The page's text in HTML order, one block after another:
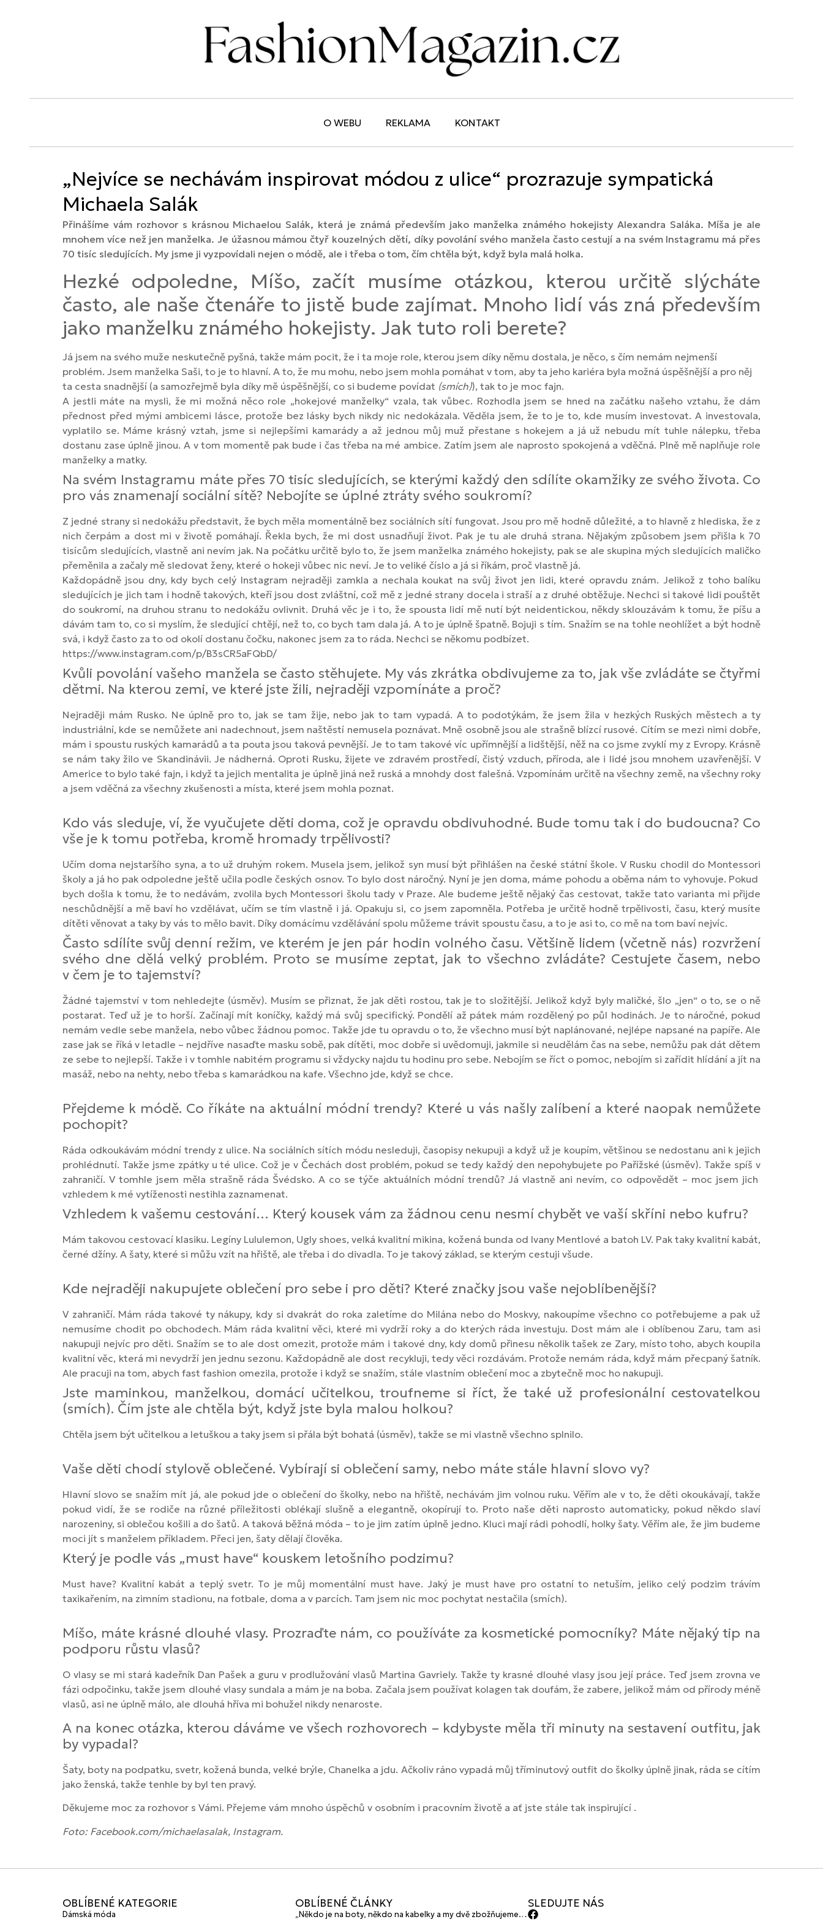
O WEBU REKLAMA KONTAKT
„Nejvíce se nechávám inspirovat módou z ulice“ prozrazuje sympatická
Michaela Salák
Přinášíme vám rozhovor s krásnou Michaelou Salák, která je známá především jako manželka známého hokejisty Alexandra Saláka. Míša je ale
mnohem více než jen manželka. Je úžasnou mámou čtyř kouzelných dětí, díky povolání svého manžela často cestují a na svém Instagramu má přes
70 tisíc sledujících. My jsme ji vyzpovídali nejen o módě, ale i třeba o tom, čím chtěla být, když byla malá holka.
Hezké odpoledne, Míšo, začít musíme otázkou, kterou určitě slýcháte
často, ale naše čtenáře to jistě bude zajímat. Mnoho lidí vás zná především
jako manželku známého hokejisty. Jak tuto roli berete?
Já jsem na svého muže neskutečně pyšná, takže mám pocit, že i ta moje role, kterou jsem díky němu dostala, je něco, s čím nemám nejmenší
problém. Jsem manželka Saši, to je to hlavní. A to, že mu mohu, nebo jsem mohla pomáhat v tom, aby ta jeho kariéra byla možná úspěšnější a pro něj
ta cesta snadnější (a samozřejmě byla díky mě úspěšnější, co si budeme povídat (smích)), tak to je moc fajn.
A jestli máte na mysli, že mi možná něco role „hokejové manželky“ vzala, tak vůbec. Rozhodla jsem se hned na začátku našeho vztahu, že dám
přednost před mými ambicemi lásce, protože bez lásky bych nikdy nic nedokázala. Věděla jsem, že to je to, kde musím investovat. A investovala,
vyplatilo se. Máme krásný vztah, jsme si nejlepšími kamarády a až jednou můj muž přestane s hokejem a já už nebudu mít tuhle nálepku, třeba
dostanu zase úplně jinou. A v tom momentě pak bude i čas třeba na mé ambice. Zatím jsem ale naprosto spokojená a vděčná. Plně mě naplňuje role
manželky a matky.
Na svém Instagramu máte přes 70 tisíc sledujících, se kterými každý den sdílíte okamžiky ze svého života. Co
pro vás znamenají sociální sítě? Nebojíte se úplné ztráty svého soukromí?
Z jedné strany si nedokážu představit, že bych měla momentálně bez sociálních sítí fungovat. Jsou pro mě hodně důležité, a to hlavně z hlediska, že z
nich čerpám a dost mi v životě pomáhají. Řekla bych, že mi dost usnadňují život. Pak je tu ale druhá strana. Nějakým způsobem jsem přišla k 70
tisícům sledujících, vlastně ani nevím jak. Na počátku určitě bylo to, že jsem manželka známého hokejisty, pak se ale skupina mých sledujících maličko
přeměnila a začaly mě sledovat ženy, které o hokeji vůbec nic neví. Je to veliké číslo a já si říkám, proč vlastně já.
Každopádně jsou dny, kdy bych celý Instagram nejraději zamkla a nechala koukat na svůj život jen lidi, které opravdu znám. Jelikož z toho balíku
sledujících je jich tam i hodně takových, kteří jsou dost zvláštní, což mě z jedné strany docela i straší a z druhé obtěžuje. Nechci si takové lidi pouštět
do soukromí, na druhou stranu to nedokážu ovlivnit. Druhá věc je i to, že spousta lidí mě nutí být neidentickou, někdy sklouzávám k tomu, že píšu a
dávám tam to, co si myslím, že sledující chtějí, než to, co bych tam dala já. A to je úplně špatně. Bojuji s tím. Snažím se na tohle neohlížet a být hodně
svá, i když často za to od okolí dostanu čočku, nakonec jsem za to ráda. Nechci se někomu podbízet.
https://www.instagram.com/p/B3sCR5aFQbD/
Kvůli povolání vašeho manžela se často stěhujete. My vás zkrátka obdivujeme za to, jak vše zvládáte se čtyřmi
dětmi. Na kterou zemi, ve které jste žili, nejraději vzpomínáte a proč?
Nejraději mám Rusko. Ne úplně pro to, jak se tam žije, nebo jak to tam vypadá. A to podotýkám, že jsem žila v hezkých Ruských městech a ty
industriální, kde se nemůžete ani nadechnout, jsem naštěstí nemusela poznávat. Mně osobně jsou ale strašně blízcí rusové. Cítím se mezi nimi dobře,
mám i spoustu ruských kamarádů a ta pouta jsou taková pevnější. Je to tam takové víc upřímnější a lidštější, něž na co jsme zvyklí my z Evropy. Krásně
se nám taky žilo ve Skandinávii. Je nádherná. Oproti Rusku, žijete ve zdravém prostředí, čistý vzduch, příroda, ale i lidé jsou mnohem uzavřenější. V
Americe to bylo také fajn, i když ta jejich mentalita je úplně jiná než ruská a mnohdy dost falešná. Vzpomínám určitě na všechny země, na všechny roky
a jsem vděčná za všechny zkušenosti a místa, které jsem mohla poznat.
Kdo vás sleduje, ví, že vyučujete děti doma, což je opravdu obdivuhodné. Bude tomu tak i do budoucna? Co
vše je k tomu potřeba, kromě hromady trpělivosti?
Učím doma nejstaršího syna, a to už druhým rokem. Musela jsem, jelikož syn musí být přihlášen na české státní škole. V Rusku chodil do Montessori
školy a já ho pak odpoledne ještě učila podle českých osnov. To bylo dost náročný. Nyní je jen doma, máme pohodu a oběma nám to vyhovuje. Pokud
bych došla k tomu, že to nedávám, zvolila bych Montessori školu tady v Praze. Ale budeme ještě nějaký čas cestovat, takže tato varianta mi přijde
neschůdnější a mě baví ho vzdělávat, učím se tím vlastně i já. Opakuju si, co jsem zapomněla. Potřeba je určitě hodně trpělivosti, času, který musíte
dítěti věnovat a taky by vás to mělo bavit. Díky domácímu vzdělávání spolu můžeme trávit spoustu času, a to je asi to, co mě na tom baví nejvíc.
Často sdílíte svůj denní režim, ve kterém je jen pár hodin volného času. Většině lidem (včetně nás) rozvržení
svého dne dělá velký problém. Proto se musíme zeptat, jak to všechno zvládáte? Cestujete časem, nebo
v čem je to tajemství?
Žádné tajemství v tom nehledejte (úsměv). Musím se přiznat, že jak děti rostou, tak je to složitější. Jelikož když byly maličké, šlo „jen“ o to, se o ně
postarat. Teď už je to horší. Začínají mít koníčky, každý má svůj specifický. Pondělí až pátek mám rozdělený po půl hodinách. Je to náročné, pokud
nemám vedle sebe manžela, nebo vůbec žádnou pomoc. Takže jde tu opravdu o to, že všechno musí být naplánované, nejlépe napsané na papíře. Ale
zase jak se říká v letadle – nejdříve nasaďte masku sobě, pak dítěti, moc dobře si uvědomuji, jakmile si neudělám čas na sebe, nemůžu pak dát dětem
ze sebe to nejlepší. Takže i v tomhle nabitém programu si vždycky najdu tu hodinu pro sebe. Nebojím se říct o pomoc, nebojím si zařídit hlídání a jít na
masáž, nebo na nehty, nebo třeba s kamarádkou na kafe. Všechno jde, když se chce.
Přejdeme k módě. Co říkáte na aktuální módní trendy? Které u vás našly zalíbení a které naopak nemůžete
pochopit?
Ráda odkoukávám módní trendy z ulice. Na sociálních sítích módu nesleduji, časopisy nekupuji a když už je koupím, většinou se nedostanu ani k jejich
prohlédnutí. Takže jsme zpátky u té ulice. Což je v Čechách dost problém, pokud se tedy každý den nepohybujete po Pařížské (úsměv). Takže spíš v
zahraničí. V tomhle jsem měla strašně ráda Švédsko. A co se týče aktuálních módní trendů? Já vlastně ani nevím, co odpovědět – moc jsem jich
vzhledem k mé vytíženosti nestihla zaznamenat.
Vzhledem k vašemu cestování… Který kousek vám za žádnou cenu nesmí chybět ve vaší skříni nebo kufru?
Mám takovou cestovací klasiku. Legíny Lululemon, Ugly shoes, velká kvalitní mikina, kožená bunda od Ivany Mentlové a batoh LV. Pak taky kvalitní kabát,
černé džíny. A šaty, které si můžu vzít na hřiště, ale třeba i do divadla. To je takový základ, se kterým cestuji všude.
Kde nejraději nakupujete oblečení pro sebe i pro děti? Které značky jsou vaše nejoblíbenější?
V zahraničí. Mám ráda takové ty nákupy, kdy si dvakrát do roka zaletíme do Milána nebo do Moskvy, nakoupíme všechno co potřebujeme a pak už
nemusíme chodit po obchodech. Mám ráda kvalitní věci, které mi vydrží roky a do kterých ráda investuju. Dost mám ale i oblíbenou Zaru, tam asi
nakupuji nejvíc pro děti. Snažím se to ale dost omezit, protože mám i takové dny, kdy domů přinesu několik tašek ze Zary, místo toho, abych koupila
kvalitní věc, která mi nevydrží jen jednu sezonu. Každopádně ale dost recykluji, tedy věci rozdávám. Protože nemám ráda, když mám přecpaný šatník.
Ale pracuji na tom, abych fast fashion omezila, protože i když se snažím, stále vlastním oblečení moc a zbytečně moc ho nakupuji.
Jste maminkou, manželkou, domácí učitelkou, troufneme si říct, že také už profesionální cestovatelkou
(smích). Čím jste ale chtěla být, když jste byla malou holkou?
Chtěla jsem být učitelkou a letuškou a taky jsem si přála být bohatá (úsměv), takže se mi vlastně všechno splnilo.
Vaše děti chodí stylově oblečené. Vybírají si oblečení samy, nebo máte stále hlavní slovo vy?
Hlavní slovo se snažím mít já, ale pokud jde o oblečení do školky, nebo na hřiště, nechávám jim volnou ruku. Věřím ale v to, že děti okoukávají, takže
pokud vidí, že se rodiče na různé příležitosti oblékají slušně a elegantně, okopírují to. Proto naše děti naprosto automaticky, pokud někdo slaví
narozeniny, si oblečou košili a do šatů. A taková běžná móda – to je jim zatím úplně jedno. Kluci mají rádi pohodlí, holky šaty. Věřím ale, že jim budeme
moci jít s manželem příkladem. Přeci jen, šaty dělají člověka.
Který je podle vás „must have“ kouskem letošního podzimu?
Must have? Kvalitní kabát a teplý svetr. To je můj momentální must have. Jaký je must have pro ostatní to netuším, jeliko celý podzim trávím
taxikařením, na zimním stadionu, na fotbale, doma a v parcích. Tam jsem nic moc pochytat nestačila (smích).
Míšo, máte krásné dlouhé vlasy. Prozraďte nám, co používáte za kosmetické pomocníky? Máte nějaký tip na
podporu růstu vlasů?
O vlasy se mi stará kadeřník Dan Pašek a guru v prodlužování vlasů Martina Gavriely. Takže ty krasné dlouhé vlasy jsou její práce. Teď jsem zrovna ve
fázi odpočinku, takže jsem dlouhé vlasy sundala a mám je na boba. Začala jsem používat kolagen tak doufám, že zabere, jelikož mám od přírody méně
vlasů, asi ne úplně málo, ale dlouhá hříva mi bohužel nikdy nenaroste.
A na konec otázka, kterou dáváme ve všech rozhovorech – kdybyste měla tři minuty na sestavení outfitu, jak
by vypadal?
Šaty, boty na podpatku, svetr, kožená bunda, velké brýle, Chanelka a jdu. Ačkoliv ráno vypadá můj tříminutový outfit do školky úplně jinak, ráda se cítím
jako ženská, takže tenhle by byl ten pravý.
Děkujeme moc za rozhovor s Vámi. Přejeme vám mnoho úspěchů v osobním i pracovním životě a ať jste stále tak inspirující .
Foto: Facebook.com/michaelasalak, Instagram.
OBLÍBENÉ KATEGORIE
Dámská móda
OBLÍBENÉ ČLÁNKY
„Někdo je na boty, někdo na kabelky a my dvě zbožňujeme
SLEDUJTE NÁS